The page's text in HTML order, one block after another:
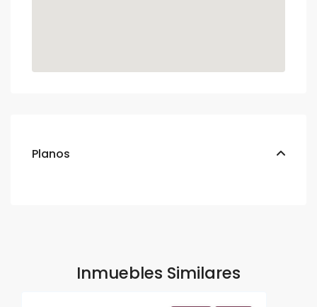
Planos
Inmuebles Similares